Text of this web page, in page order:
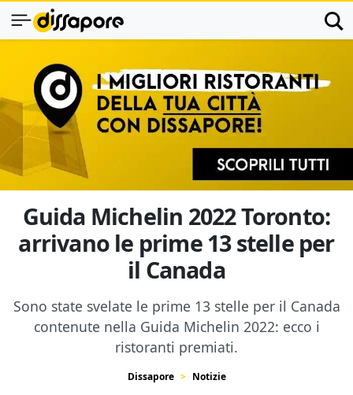
Guida Michelin 2022 Toronto:
arrivano le prime 13 stelle per
il Canada
Sono state svelate le prime 13 stelle per il Canada
contenute nella Guida Michelin 2022: ecco i
ristoranti premiati.
Dissapore Notizie